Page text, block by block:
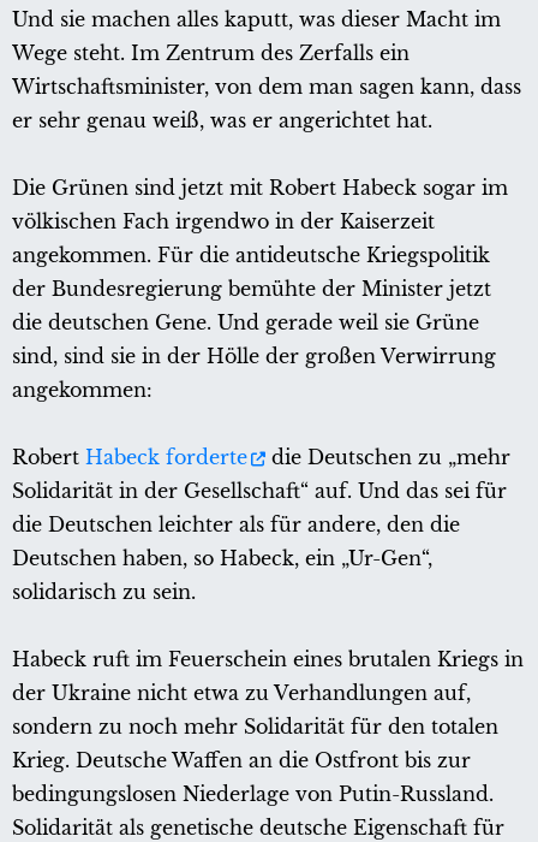
Und sie machen alles kaputt, was dieser Macht im
Wege steht. Im Zentrum des Zerfalls ein
Wirtschaftsminister, von dem man sagen kann, dass
er sehr genau weiß, was er angerichtet hat.
Die Grünen sind jetzt mit Robert Habeck sogar im
völkischen Fach irgendwo in der Kaiserzeit
angekommen. Für die antideutsche Kriegspolitik
der Bundesregierung bemühte der Minister jetzt
die deutschen Gene. Und gerade weil sie Grüne
sind, sind sie in der Hölle der großen Verwirrung
angekommen:
Robert Habeck forderte
die Deutschen zu „mehr
Solidarität in der Gesellschaft“ auf. Und das sei für
die Deutschen leichter als für andere, den die
Deutschen haben, so Habeck, ein „Ur-Gen“,
solidarisch zu sein.
Habeck ruft im Feuerschein eines brutalen Kriegs in
der Ukraine nicht etwa zu Verhandlungen auf,
sondern zu noch mehr Solidarität für den totalen
Krieg. Deutsche Waffen an die Ostfront bis zur
bedingungslosen Niederlage von Putin-Russland.
Solidarität als genetische deutsche Eigenschaft für